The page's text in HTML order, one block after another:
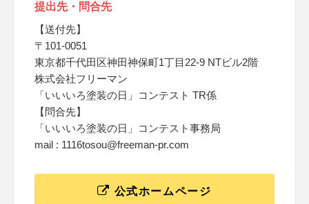
提出先・問合先
【送付先】
〒101-0051
東京都千代田区神田神保町1丁目22-9 NTビル2階
株式会社フリーマン
「いいいろ塗装の日」コンテスト TR係
【問合先】
「いいいろ塗装の日」コンテスト事務局
mail : 1116tosou@freeman-pr.com
公式ホームページ